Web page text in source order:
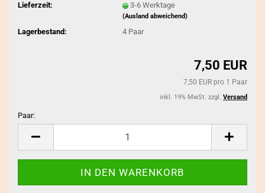
Lieferzeit:
3-6 Werktage
(Ausland abweichend)
Lagerbestand: 4 Paar
7,50 EUR
7,50 EUR pro 1 Paar
inkl. 19% MwSt. zzgl. Versand
Paar: